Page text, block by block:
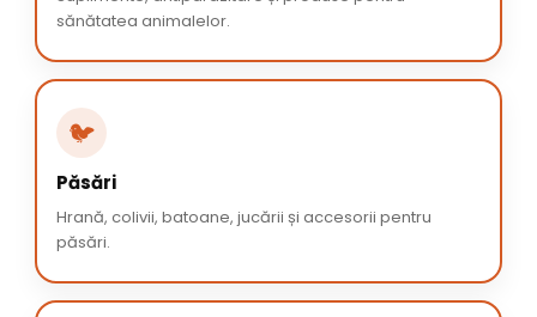
sănătatea animalelor.
🐦
Păsări
Hrană, colivii, batoane, jucării și accesorii pentru
păsări.